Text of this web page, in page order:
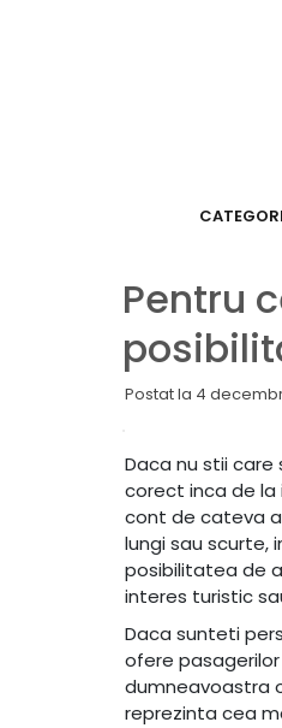
Pentru
Postat la 4
Daca nu stii
corect inca de la
cont de cateva
lungi sau scurte,
posibilitatea de
interes turistic
Daca sunteti
ofere
dumneavoastra
reprezinta cea